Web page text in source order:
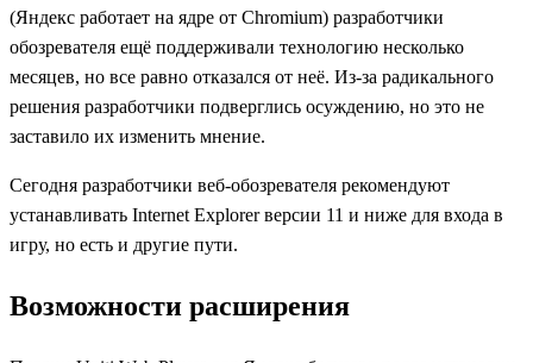
(Яндекс работает на ядре от Chromium) разработчики
обозревателя ещё поддерживали технологию несколько
месяцев, но все равно отказался от неё. Из-за радикального
решения разработчики подверглись осуждению, но это не
заставило их изменить мнение.
Сегодня разработчики веб-обозревателя рекомендуют
устанавливать Internet Explorer версии 11 и ниже для входа в
игру, но есть и другие пути.
Возможности расширения